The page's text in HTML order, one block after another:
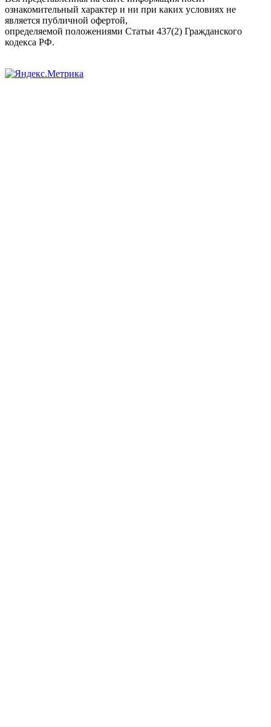
ознакомительный характер и ни при каких условиях не
является публичной офертой,
определяемой положениями Статьи 437(2) Гражданского
кодекса РФ.